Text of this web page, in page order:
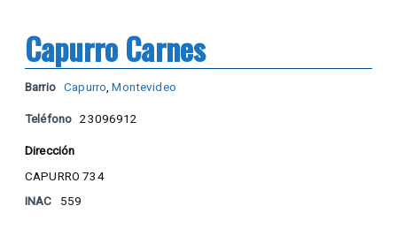
Capurro Carnes
Barrio Capurro ,Montevideo
Teléfono 23096912
Dirección
CAPURRO 734
INAC
559